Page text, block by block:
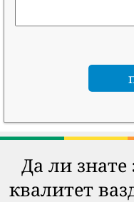
Да ли знате
квалитет